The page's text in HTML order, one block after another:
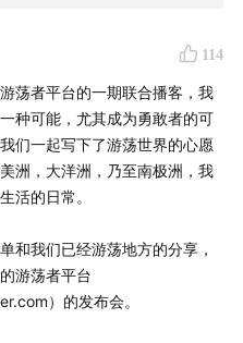
，大家可以
首页实现便捷打开，目前我
能和小程序将持续开发上
的内容创作并邀请你对平台
打开的问题，可通过 科 学
找到游荡者。
114
荡者平台的一期联合播客，我
种可能，尤其成为勇敢者的可
们一起写下了游荡世界的心愿
洲，大洋洲，乃至南极洲，我
活的日常。
和我们已经游荡地方的分享，
游荡者平台
）的发布会。